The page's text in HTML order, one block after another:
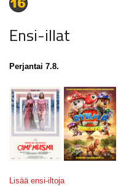
Ensi-illat
Perjantai 7.8.
Lisää ensi-iltoja